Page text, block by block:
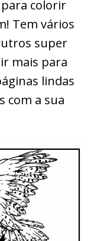
para colorir
Tem vários
super
mais para
lindas
com a sua